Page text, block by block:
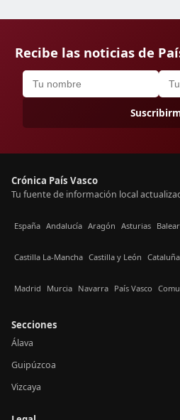
Recibe las noticias de
Crónica País Vasco
Tu fuente de información local
España Andalucía Aragón Asturias
Castilla La-Mancha Castilla y León Cataluña
Madrid Murcia Navarra País Vasco
Secciones
Álava
Guipúzcoa
Vizcaya